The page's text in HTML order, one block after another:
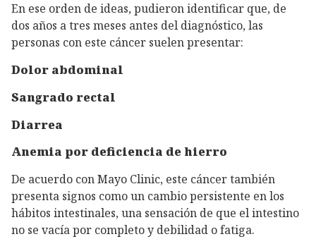
En ese orden de ideas, pudieron identificar que, de
dos años a tres meses antes del diagnóstico, las
personas con este cáncer suelen presentar:
Dolor abdominal
Sangrado rectal
Diarrea
Anemia por deficiencia de hierro
De acuerdo con Mayo Clinic, este cáncer también
presenta signos como un cambio persistente en los
hábitos intestinales, una sensación de que el intestino
no se vacía por completo y debilidad o fatiga.